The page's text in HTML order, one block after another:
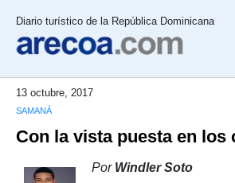
Diario turístico de la República Dominicana
13 octubre, 2017
SAMANÁ
Con la vista puesta en los
Por Windler Soto